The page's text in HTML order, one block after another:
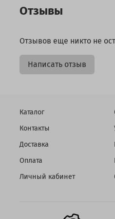
Отзывы
Отзывов еще никто не
Написать отзыв
Каталог
Контакты
Доставка
Оплата
Личный кабинет